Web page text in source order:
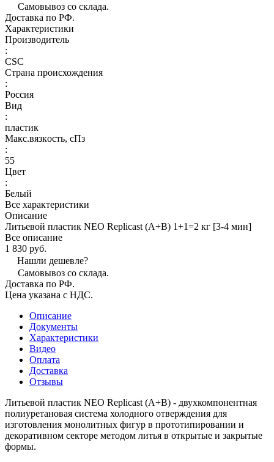
Самовывоз со склада.
Доставка по РФ.
Характеристики
Производитель
:
CSC
Страна происхождения
:
Россия
Вид
:
пластик
Макс.вязкoсть, сПз
:
55
Цвет
:
Белый
Все характеристики
Описание
Литьевой пластик NEO Replicast (А+В) 1+1=2 кг [3-4 мин]
Все описание
1 830 руб.
Нашли дешевле?
Самовывоз со склада.
Доставка по РФ.
Цена указана с НДС.
Описание
Документы
Характеристики
Видео
Оплата
Доставка
Отзывы
Литьевой пластик NEO Replicast (А+В) - двухкомпонентная
полиуретановая система холодного отверждения для
изготовления монолитных фигур в прототипировании и
декоративном секторе методом литья в открытые и закрытые
формы.